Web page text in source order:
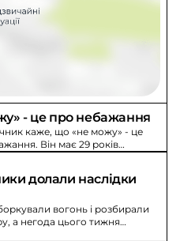
- це про небажання
каже, що «не можу» - це
Він має 29 років
долали наслідки
вогонь і розбирали
а негода цього тижня